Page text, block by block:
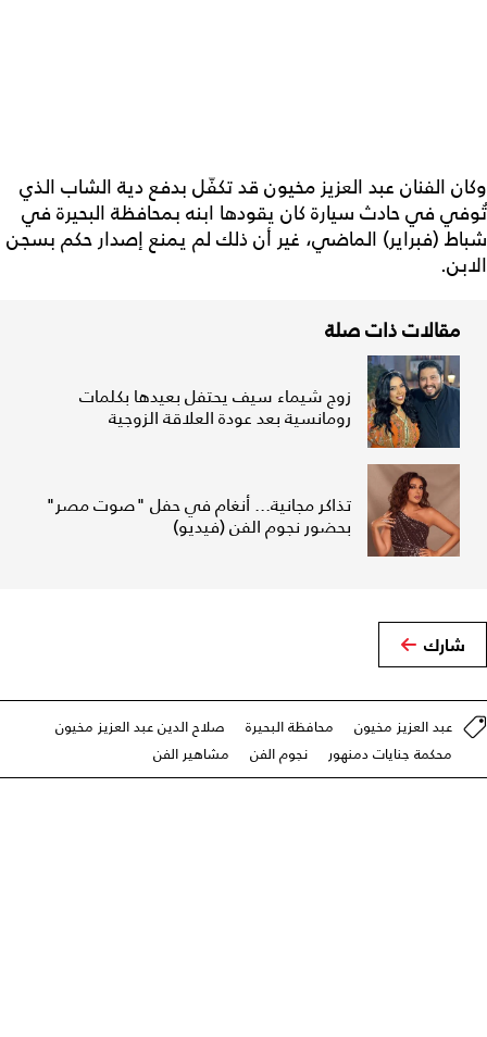
وكان الفنان عبد العزيز مخيون قد تكفّل بدفع دية الشاب الذي
تُوفي في حادث سيارة كان يقودها ابنه بمحافظة البحيرة في
شباط (فبراير) الماضي، غير أن ذلك لم يمنع إصدار حكم بسجن
الابن.
مقالات ذات صلة
زوج شيماء سيف يحتفل بعيدها بكلمات
رومانسية بعد عودة العلاقة الزوجية
تذاكر مجانية... أنغام في حفل "صوت مصر"
بحضور نجوم الفن (فيديو)
شارك
عبد العزيز مخيون محافظة البحيرة
صلاح الدين عبد العزيز مخيون
محكمة جنايات دمنهور
نجوم الفن مشاهير الفن